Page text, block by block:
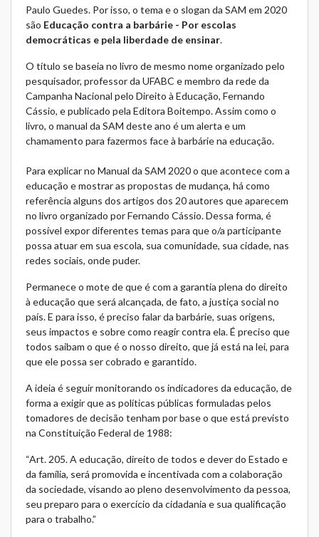
Paulo Guedes. Por isso, o tema e o slogan da SAM em 2020
são Educação contra a barbárie - Por escolas
democráticas e pela liberdade de ensinar.
O título se baseia no livro de mesmo nome organizado pelo
pesquisador, professor da UFABC e membro da rede da
Campanha Nacional pelo Direito à Educação, Fernando
Cássio, e publicado pela Editora Boitempo. Assim como o
livro, o manual da SAM deste ano é um alerta e um
chamamento para fazermos face à barbárie na educação.
Para explicar no Manual da SAM 2020 o que acontece com a
educação e mostrar as propostas de mudança, há como
referência alguns dos artigos dos 20 autores que aparecem
no livro organizado por Fernando Cássio. Dessa forma, é
possível expor diferentes temas para que o/a participante
possa atuar em sua escola, sua comunidade, sua cidade, nas
redes sociais, onde puder.
Permanece o mote de que é com a garantia plena do direito
à educação que será alcançada, de fato, a justiça social no
país. E para isso, é preciso falar da barbárie, suas origens,
seus impactos e sobre como reagir contra ela. É preciso que
todos saibam o que é o nosso direito, que já está na lei, para
que ele possa ser cobrado e garantido.
A ideia é seguir monitorando os indicadores da educação, de
forma a exigir que as políticas públicas formuladas pelos
tomadores de decisão tenham por base o que está previsto
na Constituição Federal de 1988:
“Art. 205. A educação, direito de todos e dever do Estado e
da família, será promovida e incentivada com a colaboração
da sociedade, visando ao pleno desenvolvimento da pessoa,
seu preparo para o exercício da cidadania e sua qualificação
para o trabalho.”